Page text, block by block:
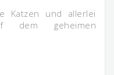
Katzen und allerlei
dem geheimen